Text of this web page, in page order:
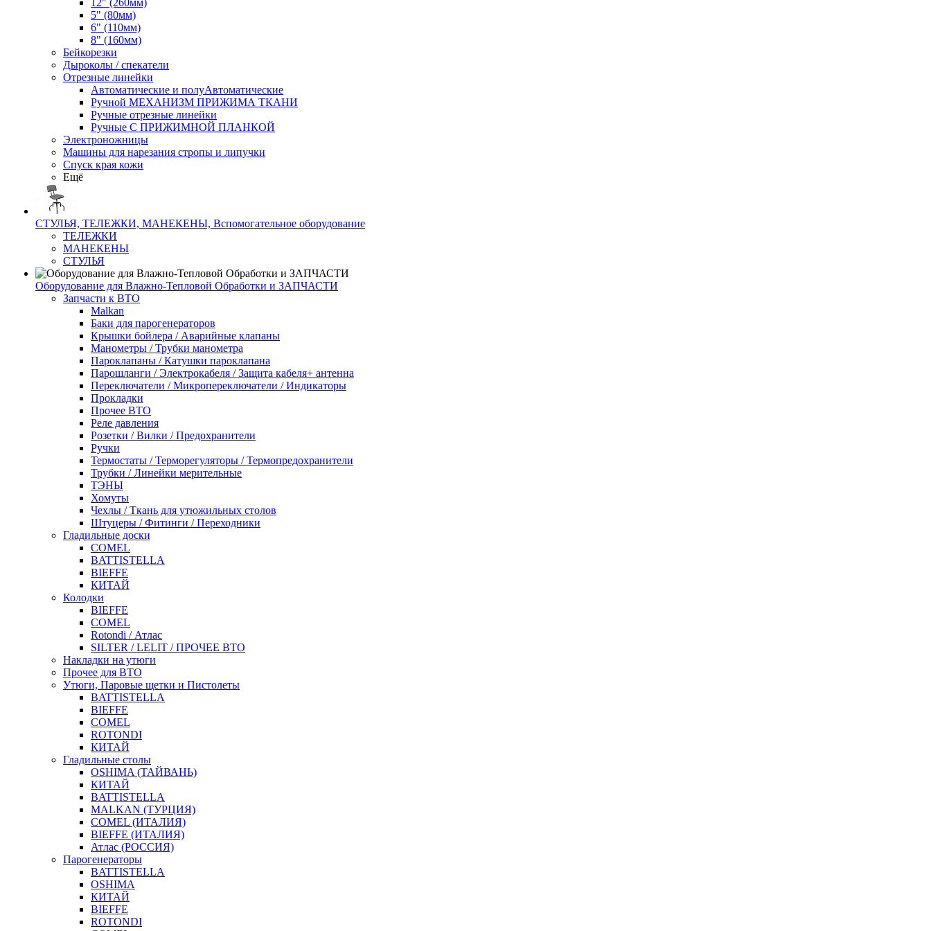
12" (260мм)
5" (80мм)
6" (110мм)
8" (160мм)
Бейкорезки
Дыроколы / спекатели
Отрезные линейки
Автоматические и полуАвтоматические
Ручной МЕХАНИЗМ ПРИЖИМА ТКАНИ
Ручные отрезные линейки
Ручные С ПРИЖИМНОЙ ПЛАНКОЙ
Электроножницы
Машины для нарезания стропы и липучки
Спуск края кожи
Ещё
СТУЛЬЯ, ТЕЛЕЖКИ, МАНЕКЕНЫ, Вспомогательное оборудование
ТЕЛЕЖКИ
МАНЕКЕНЫ
СТУЛЬЯ
Оборудование для Влажно-Тепловой Обработки и ЗАПЧАСТИ
Запчасти к ВТО
Malkan
Баки для парогенераторов
Крышки бойлера / Аварийные клапаны
Манометры / Трубки манометра
Пароклапаны / Катушки пароклапана
Парошланги / Электрокабеля / Защита кабеля+ антенна
Переключатели / Микропереключатели / Индикаторы
Прокладки
Прочее ВТО
Реле давления
Розетки / Вилки / Предохранители
Ручки
Термостаты / Терморегуляторы / Термопредохранители
Трубки / Линейки мерительные
ТЭНЫ
Хомуты
Чехлы / Ткань для утюжильных столов
Штуцеры / Фитинги / Переходники
Гладильные доски
COMEL
BATTISTELLA
BIEFFE
КИТАЙ
Колодки
BIEFFE
COMEL
Rotondi / Атлас
SILTER / LELIT / ПРОЧЕЕ ВТО
Накладки на утюги
Прочее для ВТО
Утюги, Паровые щетки и Пистолеты
BATTISTELLA
BIEFFE
COMEL
ROTONDI
КИТАЙ
Гладильные столы
OSHIMA (ТАЙВАНЬ)
КИТАЙ
BATTISTELLA
MALKAN (ТУРЦИЯ)
COMEL (ИТАЛИЯ)
BIEFFE (ИТАЛИЯ)
Атлас (РОССИЯ)
Парогенераторы
BATTISTELLA
OSHIMA
КИТАЙ
BIEFFE
ROTONDI